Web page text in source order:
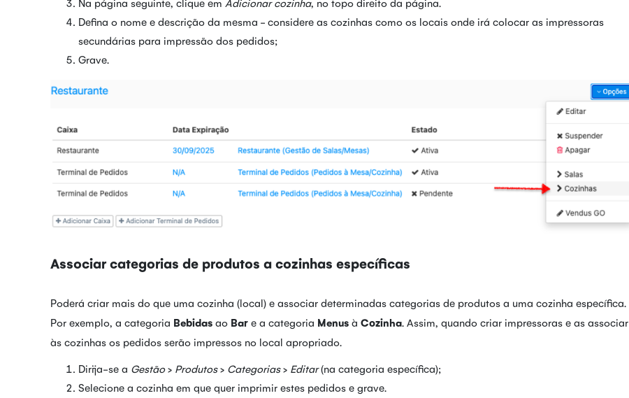
Defina o nome e descrição da mesma - considere as cozinhas como os locais onde irá colocar as impressoras
secundárias para impressão dos pedidos;
Grave.
Associar categorias de produtos a cozinhas específicas
Poderá criar mais do que uma cozinha (local) e associar determinadas categorias de produtos a uma cozinha específica.
Por exemplo, a categoria Bebidas ao Bar e a categoria Menus à Cozinha . Assim, quando criar impressoras e as associar
às cozinhas os pedidos serão impressos no local apropriado.
Dirija-se a Gestão> Produtos> Categorias> Editar(na categoria específica);
Selecione a cozinha em que quer imprimir estes pedidos e grave.